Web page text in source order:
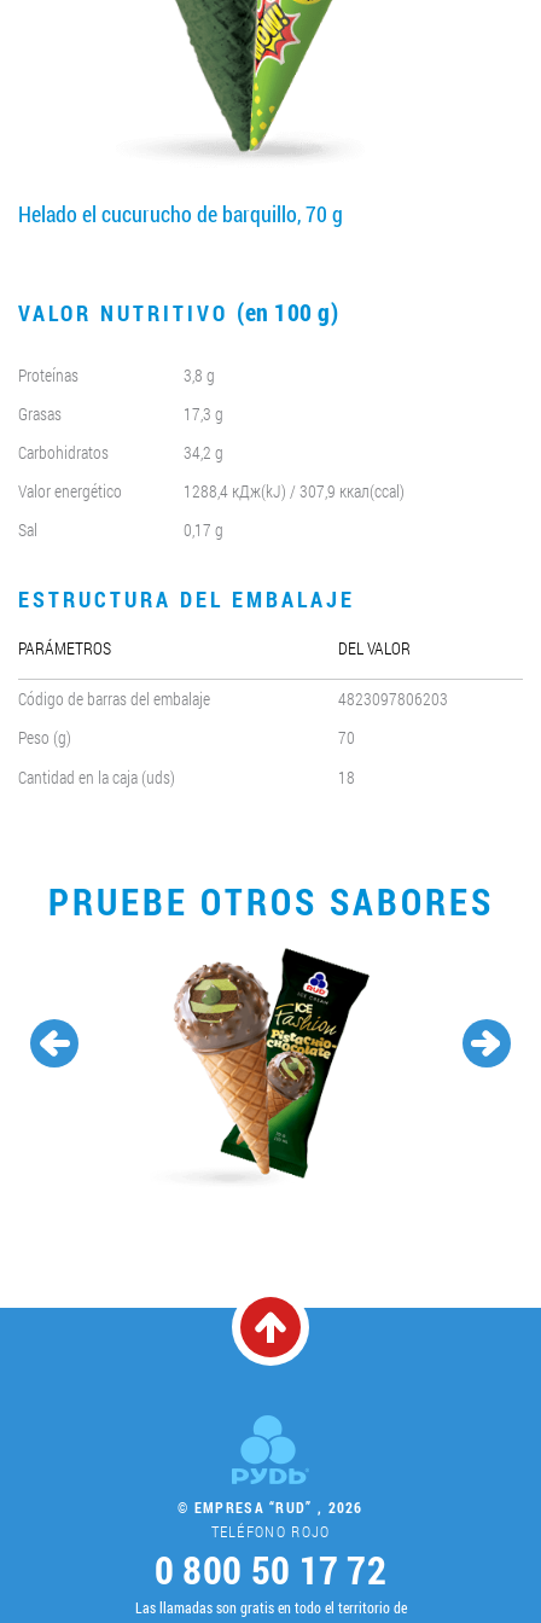
LLEGAR A SER SOCIO
0412 48 28 17
0412 42 29 23
Helado el cucurucho de barquillo, 70 g
VALOR NUTRITIVO (en 100 g)
Proteínas
3,8 g
Grasas
17,3 g
Carbohidratos
34,2 g
Valor energético
1288,4 кДж(kJ) / 307,9 ккал(ccal)
Sal
0,17 g
ESTRUCTURA DEL EMBALAJE
PARÁMETROS DEL VALOR
Código de barras del embalaje
4823097806203
Peso (g)
70
Cantidad en la caja (uds)
18
PRUEBE OTROS SABORES
© EMPRESA “RUD” , 2026
TELÉFONO ROJO
0 800 50 17 72
Las llamadas son gratis en todo el territorio de